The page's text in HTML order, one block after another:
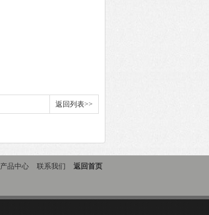
返回列表>>
产品中心 联系我们 返回首页